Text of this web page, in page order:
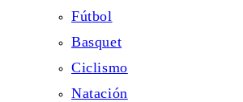
Fútbol
Basquet
Ciclismo
Natación